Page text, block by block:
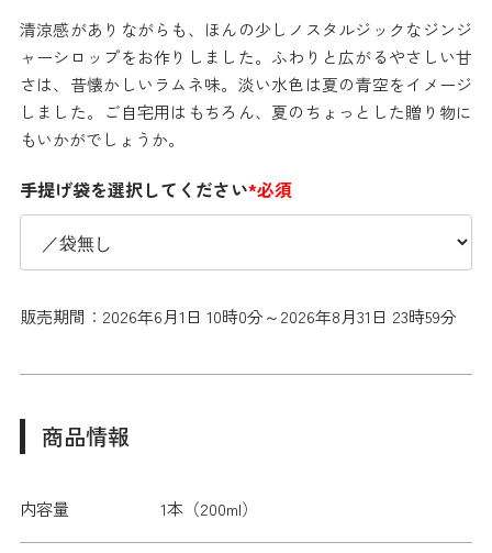
清涼感がありながらも、ほんの少しノスタルジックなジンジ
ャーシロップをお作りしました。ふわりと広がるやさしい甘
さは、昔懐かしいラムネ味。淡い水色は夏の青空をイメージ
しました。ご自宅用はもちろん、夏のちょっとした贈り物に
もいかがでしょうか。
手提げ袋を選択してください*必須
販売期間：2026年6月1日 10時0分～2026年8月31日 23時59分
商品情報
内容量 1本（200ml）